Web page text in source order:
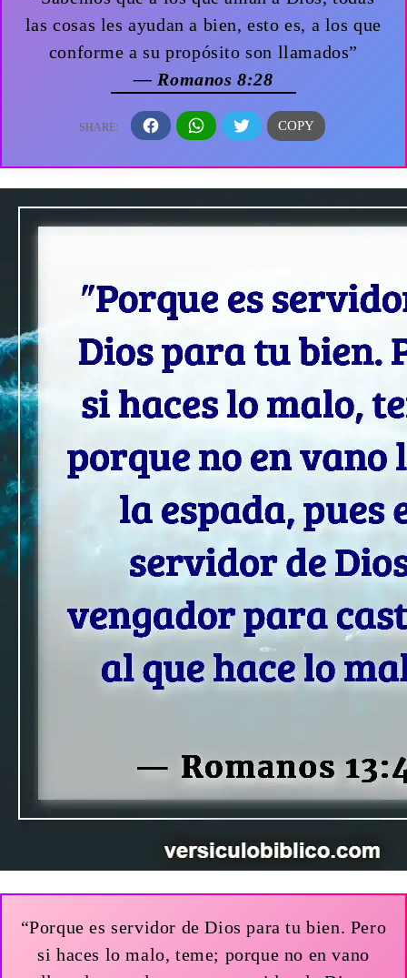
las cosas les ayudan a bien, esto es, a los que
conforme a su propósito son llamados”
— Romanos 8:28
“Porque es servidor de Dios para tu bien. Pero
si haces lo malo, teme; porque no en vano